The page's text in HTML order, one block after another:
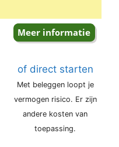
of direct starten
Met beleggen loopt je
vermogen risico. Er zijn
andere kosten van
toepassing.